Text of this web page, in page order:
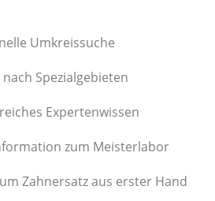
Umkreissuche
nach Spezialgebieten
Expertenwissen
zum Meisterlabor
Zahnersatz aus erster Hand